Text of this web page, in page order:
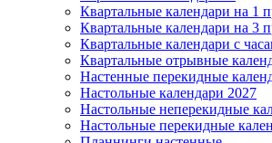
Квартальные календари на 1
Квартальные календари на 3
Квартальные календари с
Квартальные отрывные
Настенные перекидные
Настольные календари 2027
Настольные неперекидные
Настольные перекидные